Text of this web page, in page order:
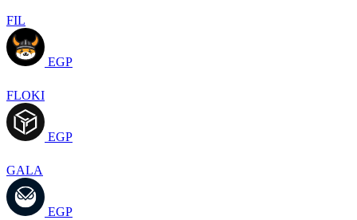
FIL
EGP
FLOKI
EGP
GALA
EGP